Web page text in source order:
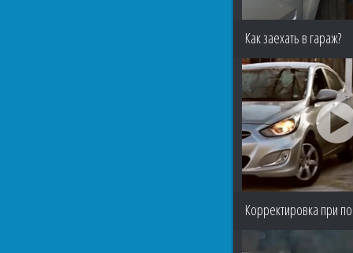
Как заехать в гараж?
Корректировка при